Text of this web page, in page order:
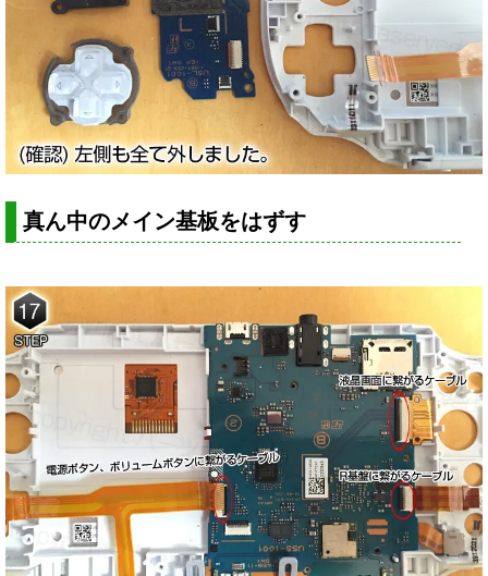
真ん中のメイン基板をはずす